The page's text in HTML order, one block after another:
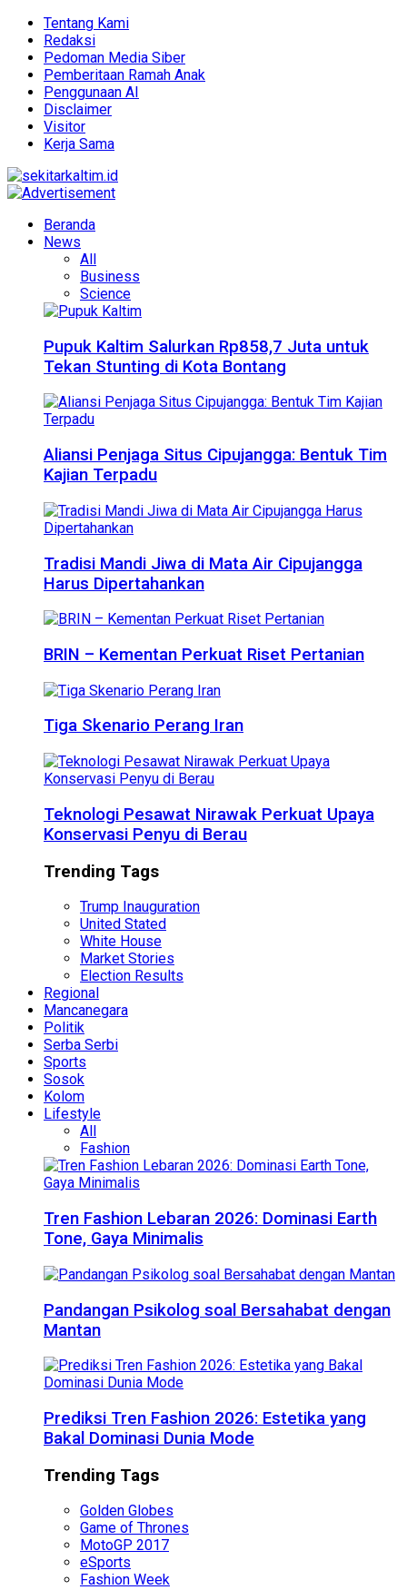
Tentang Kami
Redaksi
Pedoman Media Siber
Pemberitaan Ramah Anak
Penggunaan AI
Disclaimer
Visitor
Kerja Sama
Beranda
News
All
Business
Science
Pupuk Kaltim Salurkan Rp858,7 Juta untuk
Tekan Stunting di Kota Bontang
Aliansi Penjaga Situs Cipujangga: Bentuk Tim
Kajian Terpadu
Tradisi Mandi Jiwa di Mata Air Cipujangga
Harus Dipertahankan
BRIN – Kementan Perkuat Riset Pertanian
Tiga Skenario Perang Iran
Teknologi Pesawat Nirawak Perkuat Upaya
Konservasi Penyu di Berau
Trending Tags
Trump Inauguration
United Stated
White House
Market Stories
Election Results
Regional
Mancanegara
Politik
Serba Serbi
Sports
Sosok
Kolom
Lifestyle
All
Fashion
Tren Fashion Lebaran 2026: Dominasi Earth
Tone, Gaya Minimalis
Pandangan Psikolog soal Bersahabat dengan
Mantan
Prediksi Tren Fashion 2026: Estetika yang
Bakal Dominasi Dunia Mode
Trending Tags
Golden Globes
Game of Thrones
MotoGP 2017
eSports
Fashion Week